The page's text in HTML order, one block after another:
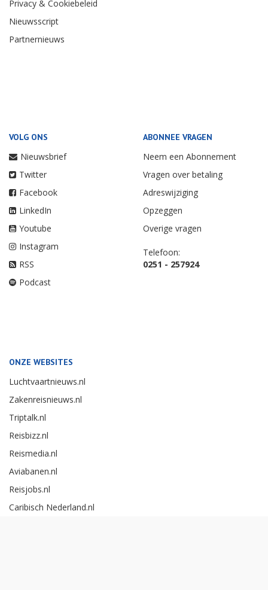
Privacy & Cookiebeleid
Nieuwsscript
Partnernieuws
VOLG ONS
Nieuwsbrief
Twitter
Facebook
LinkedIn
Youtube
Instagram
RSS
Podcast
ABONNEE VRAGEN
Neem een Abonnement
Vragen over betaling
Adreswijziging
Opzeggen
Overige vragen
Telefoon:
0251 - 257924
ONZE WEBSITES
Luchtvaartnieuws.nl
Zakenreisnieuws.nl
Triptalk.nl
Reisbizz.nl
Reismedia.nl
Aviabanen.nl
Reisjobs.nl
Caribisch Nederland.nl